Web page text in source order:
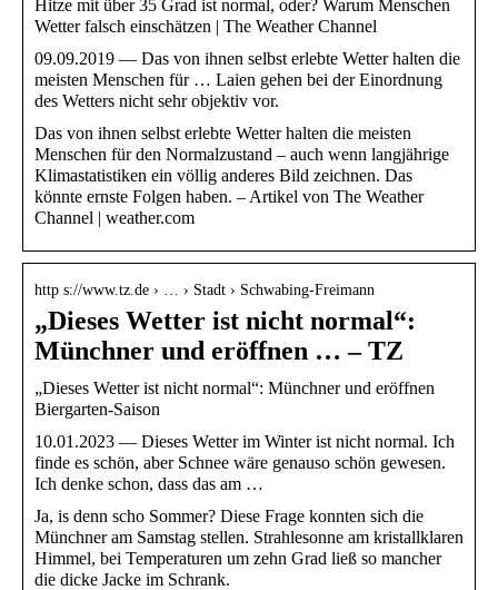
Hitze mit über 35 Grad ist normal, oder? Warum Menschen
Wetter falsch einschätzen | The Weather Channel
09.09.2019 — Das von ihnen selbst erlebte Wetter halten die
meisten Menschen für … Laien gehen bei der Einordnung
des Wetters nicht sehr objektiv vor.
Das von ihnen selbst erlebte Wetter halten die meisten
Menschen für den Normalzustand – auch wenn langjährige
Klimastatistiken ein völlig anderes Bild zeichnen. Das
könnte ernste Folgen haben. – Artikel von The Weather
Channel | weather.com
http s://www.tz.de › … › Stadt › Schwabing-Freimann
„Dieses Wetter ist nicht normal“:
Münchner und eröffnen … – TZ
„Dieses Wetter ist nicht normal“: Münchner und eröffnen
Biergarten-Saison
10.01.2023 — Dieses Wetter im Winter ist nicht normal. Ich
finde es schön, aber Schnee wäre genauso schön gewesen.
Ich denke schon, dass das am …
Ja, is denn scho Sommer? Diese Frage konnten sich die
Münchner am Samstag stellen. Strahlesonne am kristallklaren
Himmel, bei Temperaturen um zehn Grad ließ so mancher
die dicke Jacke im Schrank.